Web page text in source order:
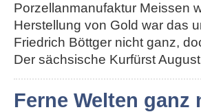
Porzellanmanufaktur Meissen
Herstellung von Gold war das
Friedrich Böttger nicht ganz,
Der sächsische Kurfürst
Ferne Welten ganz